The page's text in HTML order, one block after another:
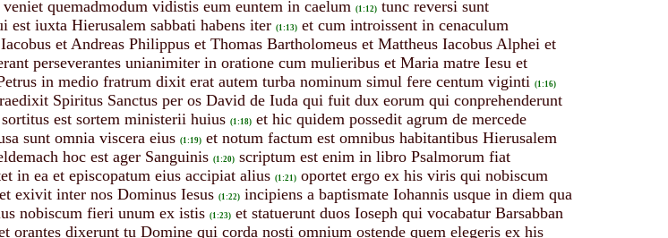
quemadmodum vidistis eum euntem in caelum (1:12) tunc reversi sunt
iuxta Hierusalem sabbati habens iter (1:13) et cum introissent in cenaculum
et Andreas Philippus et Thomas Bartholomeus et Mattheus Iacobus Alphei et
perseverantes unianimiter in oratione cum mulieribus et Maria matre Iesu et
in medio fratrum dixit erat autem turba nominum simul fere centum viginti (1:16)
Spiritus Sanctus per os David de Iuda qui fuit dux eorum qui conprehenderunt
est sortem ministerii huius (1:18) et hic quidem possedit agrum de mercede
sunt omnia viscera eius (1:19) et notum factum est omnibus habitantibus Hierusalem
hoc est ager Sanguinis (1:20) scriptum est enim in libro Psalmorum fiat
in ea et episcopatum eius accipiat alius (1:21) oportet ergo ex his viris qui nobiscum
exivit inter nos Dominus Iesus (1:22) incipiens a baptismate Iohannis usque in diem qua
nobiscum fieri unum ex istis (1:23) et statuerunt duos Ioseph qui vocabatur Barsabban
orantes dixerunt tu Domine qui corda nosti omnium ostende quem elegeris ex his